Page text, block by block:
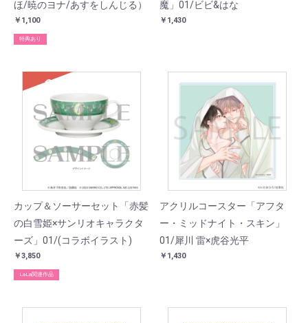
ほ/暁のヨナ/あすをしんじる）
￥1,100
特典あり
魔」01/ビビ&はな
￥1,430
SOLD
カップ＆ソーサーセット「赤髪
の白雪姫×サンリオキャラクタ
ーズ」01/(コラボイラスト)
￥3,850
LaLa関連作品
アクリルコースター「アフタ
ー・ミッドナイト・スキン」
01/犀川 雷×虎谷光平
￥1,430